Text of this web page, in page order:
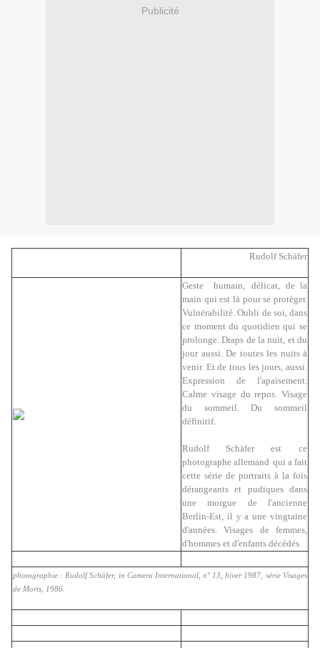
Publicité
Rudolf Schäfer
Geste humain, délicat, de la
main qui est là pour se protèger.
Vulnérabilité. Oubli de soi, dans
ce moment du quotidien qui se
prolonge. Draps de la nuit, et du
jour aussi. De toutes les nuits à
venir. Et de tous les jours, aussi.
Expression de l'apaisement.
Calme visage du repos. Visage
du sommeil. Du sommeil
définitif.
Rudolf Schäfer est
ce
photographe allemand qui a fait
cette série de portraits à la fois
dérangeants et pudiques dans
une morgue de l'ancienne
Berlin-Est, il y a une vingtaine
d'années. Visages de femmes,
d'hommes et d'enfants décédés.
photographie : Rudolf Schäfer, in Camera International, n° 13, hiver 1987,
série Visages
de Morts, 1986.